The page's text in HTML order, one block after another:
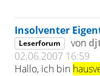
Insolventer
Leserforum von
02.06.2007 16:59
Hallo, ich bin